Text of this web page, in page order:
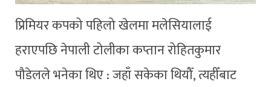
प्रिमियर कपको पहिलो खेलमा मलेसियालाई
हराएपछि नेपाली टोलीका कप्तान रोहितकुमार
पौडेलले भनेका थिए : जहाँ सकेका थियौँ, त्यहीँबाट